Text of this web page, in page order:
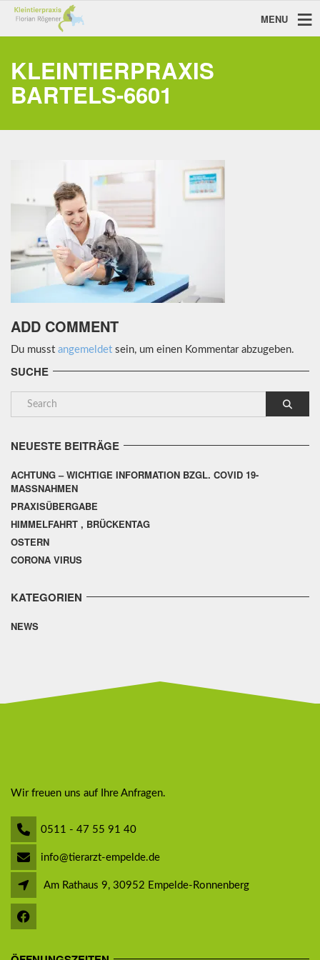
MENU
KLEINTIERPRAXIS
BARTELS-6601
ADD COMMENT
Du musst angemeldet sein, um einen Kommentar abzugeben.
SUCHE
NEUESTE BEITRÄGE
ACHTUNG – WICHTIGE INFORMATION BZGL. COVID 19-
MASSNAHMEN
PRAXISÜBERGABE
HIMMELFAHRT , BRÜCKENTAG
OSTERN
CORONA VIRUS
KATEGORIEN
NEWS
Wir freuen uns auf Ihre Anfragen.
0511 - 47 55 91 40
info@tierarzt-empelde.de
Am Rathaus 9, 30952 Empelde-Ronnenberg